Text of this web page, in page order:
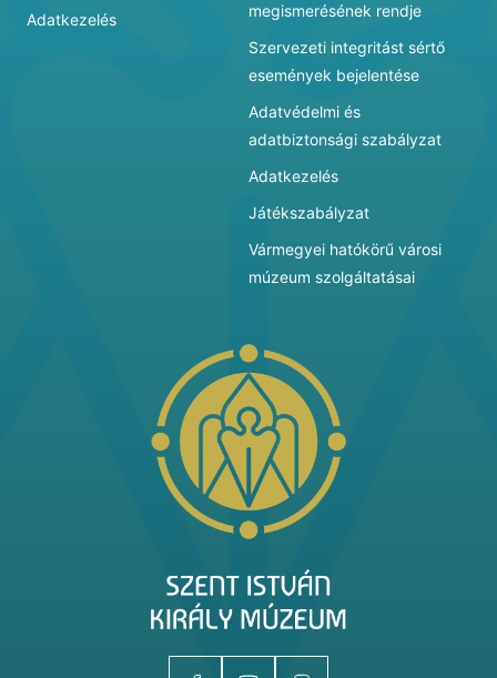
Adatkezelés
megismerésének rendje
Szervezeti integritást sértő
események bejelentése
Adatvédelmi és
adatbiztonsági szabályzat
Adatkezelés
Játékszabályzat
Vármegyei hatókörű városi
múzeum szolgáltatásai